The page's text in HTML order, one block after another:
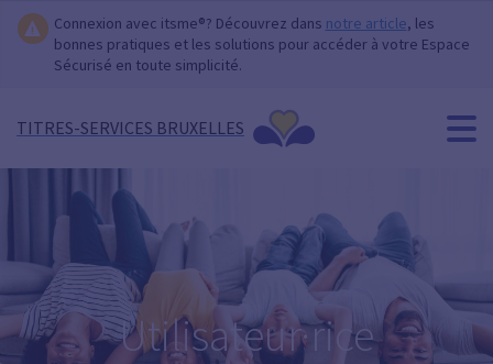
Connexion avec itsme®? Découvrez dans notre article, les
bonnes pratiques et les solutions pour accéder à votre Espace
Sécurisé en toute simplicité.
TITRES-SERVICES BRUXELLES
Utilisateur·rice